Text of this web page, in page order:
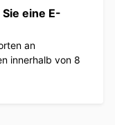
eine E-
an
innerhalb von 8